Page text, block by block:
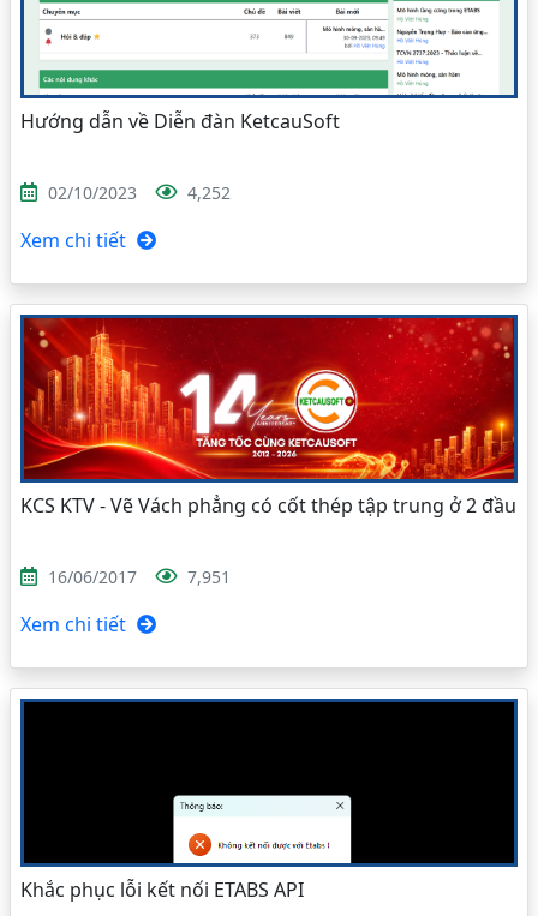
Hướng dẫn về Diễn đàn KetcauSoft
02/10/2023 4,252
Xem chi tiết
KCS KTV - Vẽ Vách phẳng có cốt thép tập trung ở 2 đầu
16/06/2017 7,951
Xem chi tiết
Khắc phục lỗi kết nối ETABS API